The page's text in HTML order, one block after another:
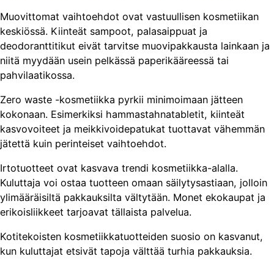
Muovittomat vaihtoehdot ovat vastuullisen kosmetiikan
keskiössä. Kiinteät sampoot, palasaippuat ja
deodoranttitikut eivät tarvitse muovipakkausta lainkaan ja
niitä myydään usein pelkässä paperikääreessä tai
pahvilaatikossa.
Zero waste -kosmetiikka pyrkii minimoimaan jätteen
kokonaan. Esimerkiksi hammastahnatabletit, kiinteät
kasvovoiteet ja meikkivoidepatukat tuottavat vähemmän
jätettä kuin perinteiset vaihtoehdot.
Irtotuotteet ovat kasvava trendi kosmetiikka-alalla.
Kuluttaja voi ostaa tuotteen omaan säilytysastiaan, jolloin
ylimääräisiltä pakkauksilta vältytään. Monet ekokaupat ja
erikoisliikkeet tarjoavat tällaista palvelua.
Kotitekoisten kosmetiikkatuotteiden suosio on kasvanut,
kun kuluttajat etsivät tapoja välttää turhia pakkauksia.